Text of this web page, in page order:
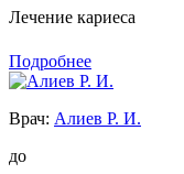
Лечение кариеса
Подробнее
Врач: Алиев Р. И.
до